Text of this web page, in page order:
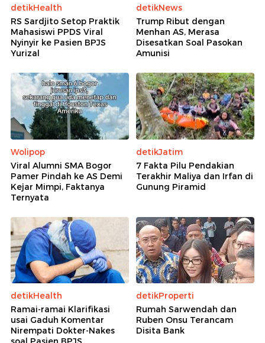
detikHealth
RS Sardjito Setop Praktik
Mahasiswi PPDS Viral
Nyinyir ke Pasien BPJS
Yurizal
detikNews
Trump Ribut dengan
Menhan AS, Merasa
Disesatkan Soal Pasokan
Amunisi
Wolipop
Viral Alumni SMA Bogor
Pamer Pindah ke AS Demi
Kejar Mimpi, Faktanya
Ternyata
detikJatim
7 Fakta Pilu Pendakian
Terakhir Maliya dan Irfan di
Gunung Piramid
detikHealth
Ramai-ramai Klarifikasi
usai Gaduh Komentar
Nirempati Dokter-Nakes
detikProperti
Rumah Sarwendah dan
Ruben Onsu Terancam
Disita Bank